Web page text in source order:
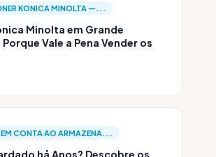
KONICA MINOLTA —...
Minolta em Grande
Vale a Pena Vender os
EM CONTA AO ARMAZENA...
há Anos? Descobre os